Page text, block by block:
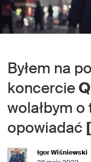
Byłem na
koncercie
wolałbym o
opowiadać
Igor Wiśniewski